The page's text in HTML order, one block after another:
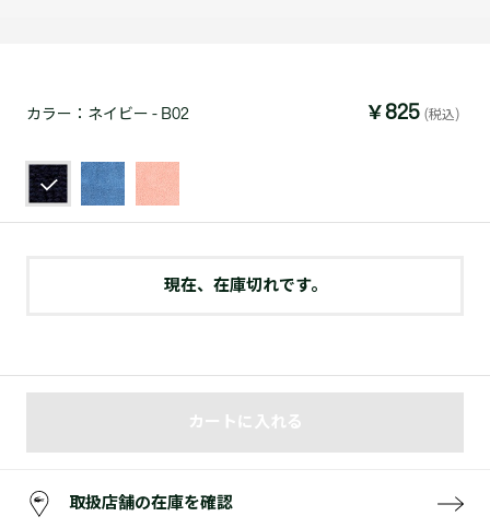
カラー： ネイビー - B02 ￥825 (税込)
現在、在庫切れです。
カートに入れる
取扱店舗の在庫を確認